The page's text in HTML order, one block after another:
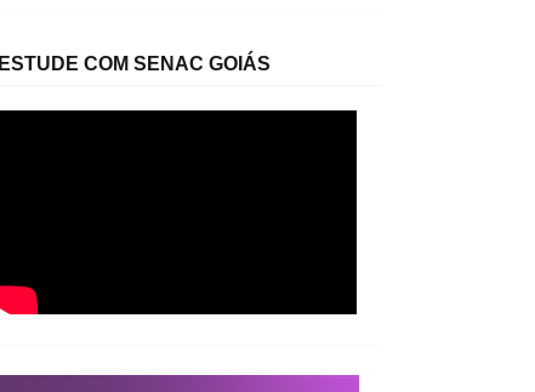
ESTUDE COM SENAC GOIÁS